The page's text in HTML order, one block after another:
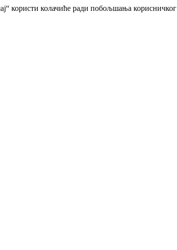
користи колачиће ради побољшања